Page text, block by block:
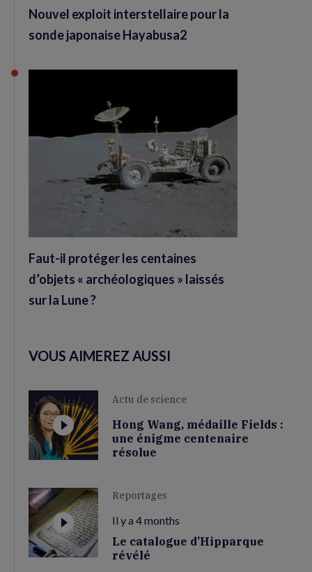
Nouvel exploit interstellaire pour la
sonde japonaise Hayabusa2
Faut-il protéger les centaines
d’objets « archéologiques » laissés
sur la Lune ?
VOUS AIMEREZ AUSSI
Actu de science
Hong Wang, médaille Fields :
une énigme centenaire
résolue
Reportages
Il y a 4 months
Le catalogue d’Hipparque
révélé